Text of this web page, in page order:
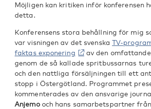
Möjligen kan kritiken inför konferensen
detta.
Konferensens stora behållning för mig
var visningen av det svenska TV-
faktas exponering
av den
genom de så kallade spritbussarnas
och den nattliga försäljningen till ett
stopp i Östergötland. Programmet
kommenterades av den ansvarige
Anjemooch hans samarbetspartner från